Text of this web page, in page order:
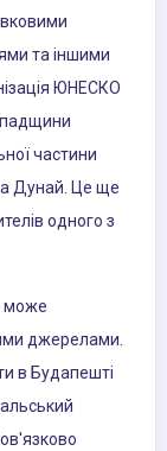
та іншими
ЮНЕСКО
частини
Дунай. Це ще
одного з
може
джерелами.
в Будапешті